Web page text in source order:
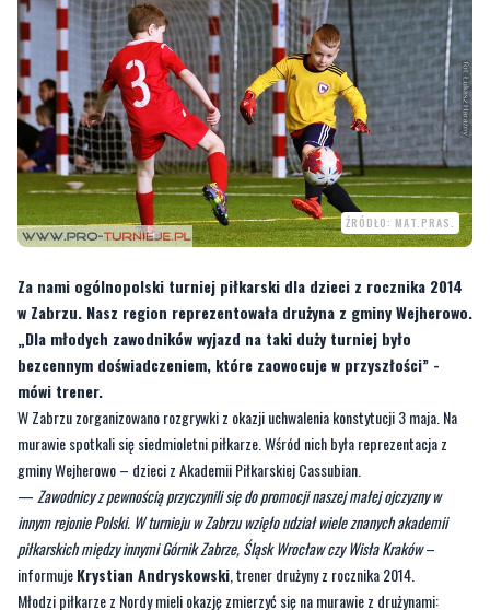
ŹRÓDŁO: MAT.PRAS.
Za nami ogólnopolski turniej piłkarski dla dzieci z rocznika 2014
w Zabrzu. Nasz region reprezentowała drużyna z gminy Wejherowo.
„Dla młodych zawodników wyjazd na taki duży turniej było
bezcennym doświadczeniem, które zaowocuje w przyszłości” -
mówi trener.
W Zabrzu zorganizowano rozgrywki z okazji uchwalenia konstytucji 3 maja. Na
murawie spotkali się siedmioletni piłkarze. Wśród nich była reprezentacja z
gminy Wejherowo – dzieci z Akademii Piłkarskiej Cassubian.
—Zawodnicy z pewnością przyczynili się do promocji naszej małej ojczyzny w
innym rejonie Polski. W turnieju w Zabrzu wzięło udział wiele znanych akademii
piłkarskich między innymi Górnik Zabrze, Śląsk Wrocław czy Wisła Kraków–
informujeKrystian Andryskowski, trener drużyny z rocznika 2014.
Młodzi piłkarze z Nordy mieli okazję zmierzyć się na murawie z drużynami: